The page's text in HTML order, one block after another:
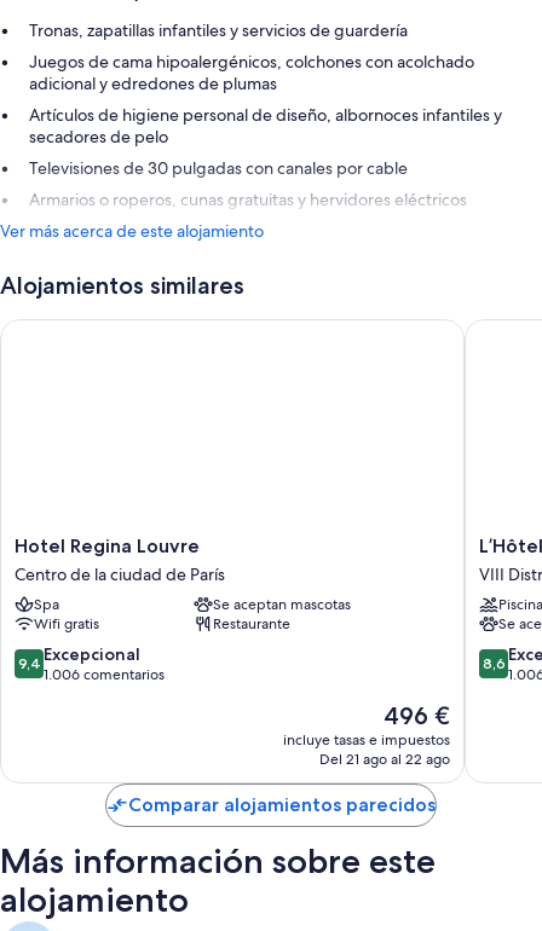
Tronas, zapatillas infantiles y servicios de guardería
Juegos de cama hipoalergénicos, colchones con acolchado
adicional y edredones de plumas
Artículos de higiene personal de diseño, albornoces infantiles y
secadores de pelo
Televisiones de 30 pulgadas con canales por cable
Armarios o roperos, cunas gratuitas y hervidores eléctricos
Ver más acerca de este alojamiento
Alojamientos similares
Hotel
Regina
Louvre
Centro
de
la
ciudad
Hotel Regina Louvre
Centro de la ciudad de París
Spa
Se aceptan mascotas
Wifi gratis
Restaurante
9.4
sobre
9,4 Excepcional
1.006 comentarios
El
precio
actual
de
496 €
496 €
incluye tasas e impuestos
Del 21 ago al 22 ago
Hotel Regina Louvre
L’Hôtel
du
Paris
VIII
Distrito
VIII
Piscina
Se
8.6
sobre
8,6
L’Hôtel
Comparar alojamientos parecidos
Más información sobre este
alojamiento